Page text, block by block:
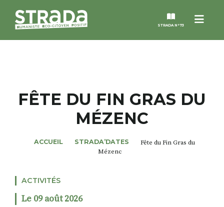
Menu
STRADA N°73
MAGAZINES
ALTER STRADA
FÊTE DU FIN GRAS DU
MÉZENC
ACCUEIL STRADA’DATES
Fête du Fin Gras du
Mézenc
ACTIVITÉS
Le 09 août 2026